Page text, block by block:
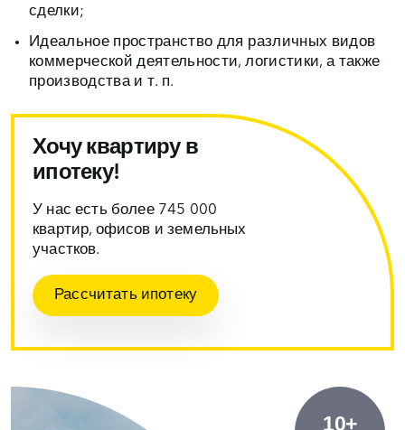
сделки;
Идеальное пространство для различных видов
коммерческой деятельности, логистики, а также
производства и т. п.
Хочу квартиру в
ипотеку!
У нас есть более 745 000
квартир, офисов и земельных
участков.
Рассчитать ипотеку
10+